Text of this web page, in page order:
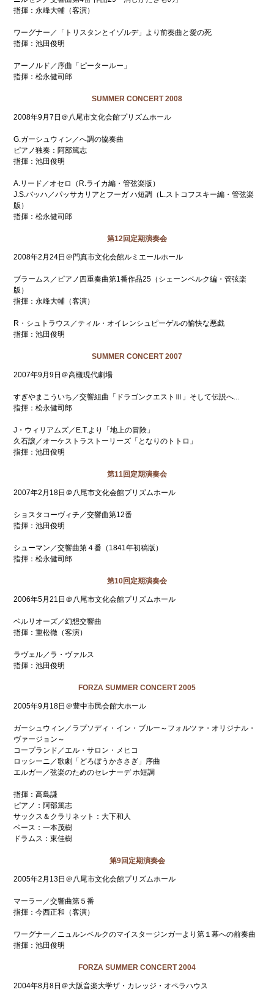
指揮：永峰大輔（客演）
ワーグナー／「トリスタンとイゾルデ」より前奏曲と愛の死
指揮：池田俊明
アーノルド／序曲「ピータールー」
指揮：松永健司郎
SUMMER CONCERT 2008
2008年9月7日＠八尾市文化会館プリズムホール
G.ガーシュウィン／へ調の協奏曲
ピアノ独奏：阿部篤志
指揮：池田俊明
A.リード／オセロ（R.ライカ編・管弦楽版）
J.S.バッハ／パッサカリアとフーガ ハ短調（L.ストコフスキー編・管弦楽
版）
指揮：松永健司郎
第12回定期演奏会
2008年2月24日＠門真市文化会館ルミエールホール
ブラームス／ピアノ四重奏曲第1番作品25（シェーンベルク編・管弦楽
版）
指揮：永峰大輔（客演）
R・シュトラウス／ティル・オイレンシュピーゲルの愉快な悪戯
指揮：池田俊明
SUMMER CONCERT 2007
2007年9月9日＠高槻現代劇場
すぎやまこういち／交響組曲「ドラゴンクエストⅢ」そして伝説へ...
指揮：松永健司郎
J・ウィリアムズ／E.T.より「地上の冒険」
久石譲／オーケストラストーリーズ「となりのトトロ」
指揮：池田俊明
第11回定期演奏会
2007年2月18日＠八尾市文化会館プリズムホール
ショスタコーヴィチ／交響曲第12番
指揮：池田俊明
シューマン／交響曲第４番（1841年初稿版）
指揮：松永健司郎
第10回定期演奏会
2006年5月21日＠八尾市文化会館プリズムホール
ベルリオーズ／幻想交響曲
指揮：重松徹（客演）
ラヴェル／ラ・ヴァルス
指揮：池田俊明
FORZA SUMMER CONCERT 2005
2005年9月18日＠豊中市民会館大ホール
ガーシュウィン／ラプソディ・イン・ブルー～フォルツァ・オリジナル・
ヴァージョン～
コープランド／エル・サロン・メヒコ
ロッシーニ／歌劇「どろぼうかささぎ」序曲
エルガー／弦楽のためのセレナーデ ホ短調
指揮：高島謙
ピアノ：阿部篤志
サックス＆クラリネット：大下和人
ベース：一本茂樹
ドラムス：東佳樹
第9回定期演奏会
2005年2月13日＠八尾市文化会館プリズムホール
マーラー／交響曲第５番
指揮：今西正和（客演）
ワーグナー／ニュルンベルクのマイスタージンガーより第１幕への前奏曲
指揮：池田俊明
FORZA SUMMER CONCERT 2004
2004年8月8日＠大阪音楽大学ザ・カレッジ・オペラハウス